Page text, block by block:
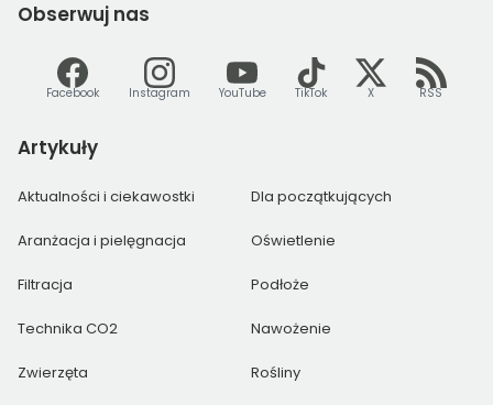
Obserwuj nas
Facebook Instagram YouTube TikTok X RSS
Artykuły
Aktualności i ciekawostki Dla początkujących
Aranżacja i pielęgnacja Oświetlenie
Filtracja Podłoże
Technika CO2 Nawożenie
Zwierzęta Rośliny